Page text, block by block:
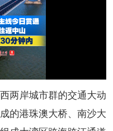
岸城市群的交通大动
的港珠澳大桥、南沙大